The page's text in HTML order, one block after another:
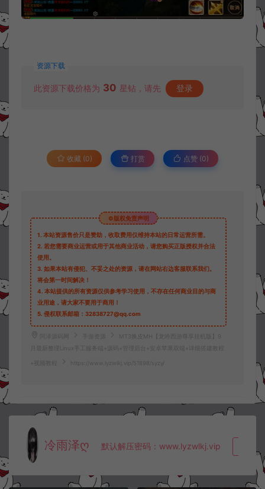
资源下载
此资源下载价格为 30 星钻，请先 登录
收藏 (0) 打赏 点赞 (0)
©版权免责声明
1. 本站资源售价只是赞助，收取费用仅维持本站的日常运营所需。
2. 若您需要商业运营或用于其他商业活动，请您购买正版授权并合法
使用。
3. 如果本站有侵犯、不妥之处的资源，请在网站右边客服联系我们。
将会第一时间解决！
4. 本站提供的所有资源仅供参考学习使用，不存在任何商业目的与商
业用途，请大家不要用于商用！
5. 侵权联系邮箱：32838727@qq.com
阿泽源码网 手游资源
MT3换皮MH【龙吟西游尊享挂机版】9
月最新整理Linux手工服务端+源码+管理后台+安卓苹果双端+详细搭建教程
+视频教程 https://www.lyzwlkj.vip/51898/syzy/
冷雨泽ღ 默认解压密码：www.lyzwlkj.vip